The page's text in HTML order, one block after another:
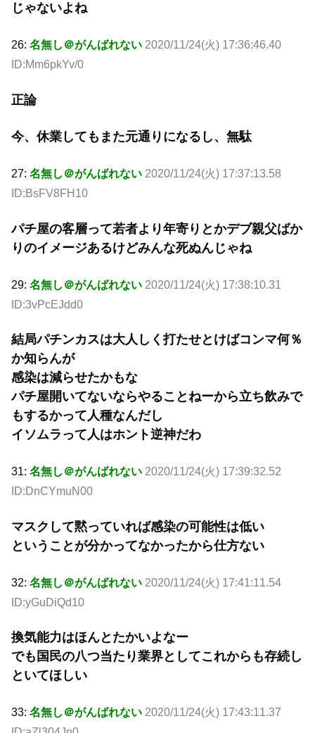
じゃないよね
26: 名無し＠がんばれない 2020/11/24(火) 17:36:46.40
ID:Mm6pkYv/0
正論
今、休業してもまた元通りになるし、無駄
27: 名無し＠がんばれない 2020/11/24(火) 17:37:13.58
ID:BsFV8FH10
パチ屋の客層って若者より年寄りとかデブ親父ばか
りのイメージあるけどみんな死ぬんじゃね
29: 名無し＠がんばれない 2020/11/24(火) 17:38:10.31
ID:3vPcEJdd0
結局パチンカスは大人しく打たせとけばコンマ何％
か知らんが
感染は減らせたかもな
パチ屋開いてないならやることねーから立ち飲みで
もするかって人種なんだし
イソムラって人はホント逆神だわ
31: 名無し＠がんばれない 2020/11/24(火) 17:39:32.52
ID:DnCYmuN00
マスクして黙っていれば感染の可能性は低い
ということが分かってなかったから仕方ない
32: 名無し＠がんばれない 2020/11/24(火) 17:41:11.54
ID:yGuDiQd10
換気能力はほんとたかいよなー
でも国民の八つ当たり業界としてこれからも存続し
といてほしい
33: 名無し＠がんばれない 2020/11/24(火) 17:43:11.37